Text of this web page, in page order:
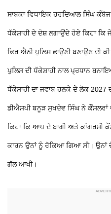
ਸਾਬਕਾ ਵਿਧਾਇਕ ਹਰਦਿਆਲ ਸਿੰਘ ਕੰਬੋਜ
ਧੱਕੇਸ਼ਾਹੀ ਦੇ ਦੋਸ਼ ਲਗਾਉਂਦੇ ਹੋਏ ਕਿਹਾ ਕਿ
ਫਿਰ ਐਨੀ ਪੁਲਿਸ ਛਾਉਣੀ ਬਣਾਉਣ ਦੀ
ਪੁਲਿਸ ਦੀ ਧੱਕੇਸ਼ਾਹੀ ਨਾਲ ਪ੍ਰਧਾਨ
ਧੱਕੇਸਾਹੀ ਦਾ ਜਵਾਬ ਹਲਕੇ ਦੇ ਲੋਕ 2027
ਡੀਐਸਪੀ ਬਨੂੜ ਸੁਖਦੇਵ ਸਿੰਘ ਨੇ ਕੌਂਸਲਰਾਂ
ਕਿਹਾ ਕਿ ਆਪ ਦੇ ਬਾਗੀ ਅਤੇ ਕਾਂਗਰਸੀ
ਕਾਰਨ ਉਨਾਂ ਨੂੰ ਰੋਕਿਆ ਗਿਆ ਸੀ। ਉਨਾਂ
ਗੱਲ ਆਖੀ।